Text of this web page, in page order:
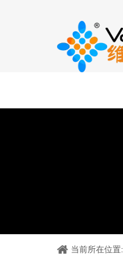
当前所在位置: